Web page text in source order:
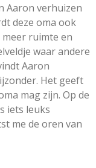
Aaron verhuizen
deze oma ook
ruimte en
waar andere
Aaron
Het geeft
mag zijn. Op de
iets leuks
me de oren van